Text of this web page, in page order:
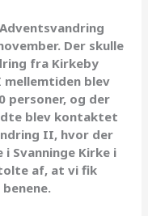
Der skulle
fra Kirkeby
blev
personer, og der
blev kontaktet
II, hvor der
Svanninge Kirke i
af, at vi fik